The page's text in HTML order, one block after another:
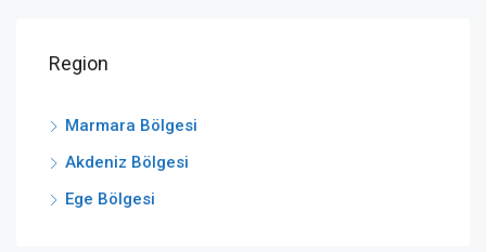
Region
Marmara Bölgesi
Akdeniz Bölgesi
Ege Bölgesi